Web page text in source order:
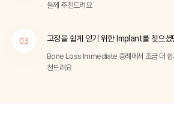
들께 추천드려요
03 고정을 쉽게 얻기 위한 Implant를 찾으셨
Bone Loss Immediate 증례에서 조금 더 쉽
천드려요